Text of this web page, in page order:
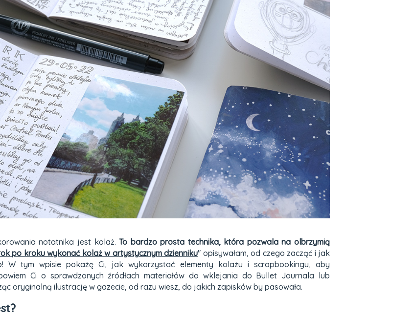
notatnika jest kolaż.To bardzo prosta technika, która pozwala na olbrzymią
po kroku wykonać kolaż w artystycznym dzienniku" opisywałam, od czego zacząć i jak
W tym wpisie pokażę Ci, jak wykorzystać elementy kolażu i scrapbookingu, aby
Ci o sprawdzonych źródłach materiałów do wklejania do Bullet Journala lub
oryginalną ilustrację w gazecie, od razu wiesz, do jakich zapisków by pasowała.